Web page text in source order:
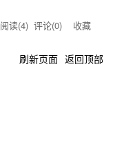
阅读(4) 评论(0) 收藏
刷新页面 返回顶部